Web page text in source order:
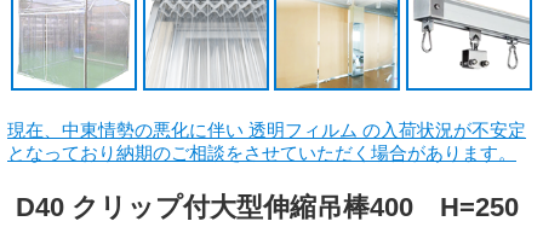
現在、中東情勢の悪化に伴い 透明フィルム の入荷状況が不安定
となっており納期のご相談をさせていただく場合があります。
D40 クリップ付大型伸縮吊棒400 H=250